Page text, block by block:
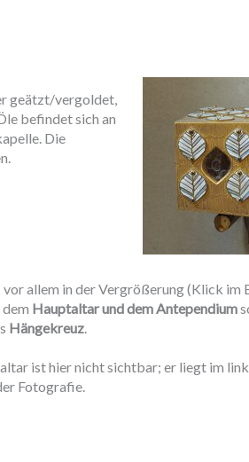
geätzt/vergoldet,
befindet sich an
Die
allem in der Vergrößerung (Klick im
Hauptaltar und dem Antependium
Hängekreuz.
ist hier nicht sichtbar; er liegt im
Fotografie.